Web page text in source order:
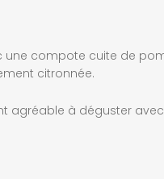
une compote cuite de
citronnée.
agréable à déguster